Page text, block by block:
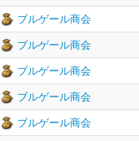
ブルゲール商会
ブルゲール商会
ブルゲール商会
ブルゲール商会
ブルゲール商会